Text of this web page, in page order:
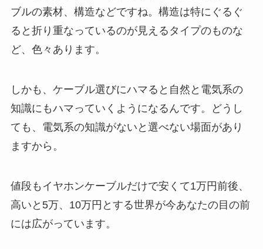
ブルの素材、構造などですね。構造は特にぐるぐ
ると折り重なっているのが見えるタイプのものな
ど、色々あります。
しかも、ケーブル選びにハマると自然と電気系の
知識にもハマっていくようになるんです。どうし
ても、電気系の知識がないと選べない場面があり
ますから。
値段もイヤホンケーブルだけで安くて1万円前後、
高いと5万、10万円とする世界が今あなたの目の前
には広がっています。